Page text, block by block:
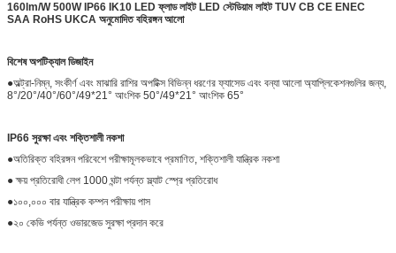
160lm/W 500W IP66 IK10 LED ফ্লাড লাইট LED স্টেডিয়াম লাইট TUV CB CE ENEC
SAA RoHS UKCA অনুমোদিত বহিরঙ্গন আলো
বিশেষ অপটিক্যাল ডিজাইন
●অল্ট্রা-নিম্ন, সংকীর্ণ এবং মাঝারি রাশির অপটিক্স বিভিন্ন ধরণের ফ্যাসেড এবং বন্যা আলো অ্যাপ্লিকেশনগুলির জন্য,
8°/20°/40°/60°/49*21° আংশিক 50°/49*21° আংশিক 65°
IP66 সুরক্ষা এবং শক্তিশালী নকশা
●অতিরিক্ত বহিরঙ্গন পরিবেশে পরীক্ষামূলকভাবে প্রমাণিত, শক্তিশালী যান্ত্রিক নকশা
● ক্ষয় প্রতিরোধী লেপ 1000 ঘন্টা পর্যন্ত স্ল্যাট স্প্রে প্রতিরোধ
●১০০,০০০ বার যান্ত্রিক কম্পন পরীক্ষায় পাস
●২০ কেভি পর্যন্ত ওভারজেড সুরক্ষা প্রদান করে